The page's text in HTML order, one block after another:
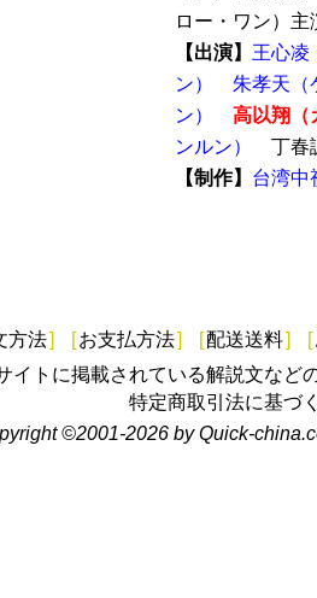
ロー・ワン）
【出演】 王心凌
ン）
朱孝天（
ン）
高以翔（
ンルン）
丁
【制作】 台湾中
方法] [お支払方法] [配送送料] [
イトに掲載されている解説文など
特定商取引法に基づ
©2001-2026 by Quick-